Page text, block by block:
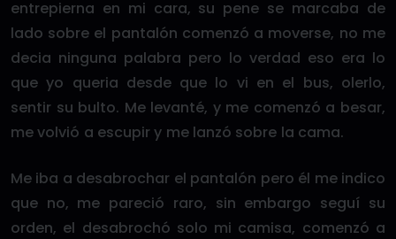
entrepierna en mi cara, su pene se marcaba de
lado sobre el pantalón comenzó a moverse, no me
decia ninguna palabra pero lo verdad eso era lo
que yo queria desde que lo vi en el bus, olerlo,
sentir su bulto. Me levanté, y me comenzó a besar,
me volvió a escupir y me lanzó sobre la cama.
Me iba a desabrochar el pantalón pero él me indico
que no, me pareció raro, sin embargo seguí su
orden, el desabrochó solo mi camisa, comenzó a